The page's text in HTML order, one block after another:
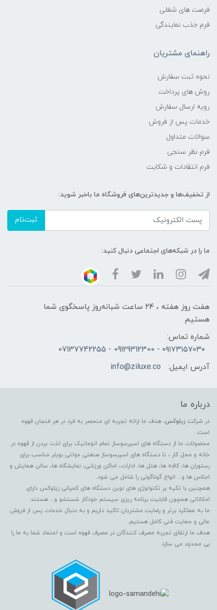
فرصت های شغلی
فرم جذب نمایندگی
راهنمای مشتریان
نحوه ثبت سفارش
روش های پرداخت
رویه ارسال سفارش
خدمات پس از فروش
سوالات متداول
فرم نظر سنجی
فرم انتقادات و شکایت
از تخفیف‌ها و جدیدترین‌های فروشگاه ما باخبر شوید:
ثبت‌نام
ما را در شبکه‌های اجتماعی دنبال کنید:
هفت روز هفته ، ۲۴ ساعت شبانه‌روز پاسخگوی شما
هستیم
شماره تماس:
۰۹۱۷۳۱۵۷۰۳۰ - 09129312300 - 07137742255
آدرس ایمیل:
info@ziluxe.co
درباره ما
در شرکت زیلوکس، هدف ما ارائه تجربه ای منحصر به فرد در هر فنجان قهوه
است.
محصولات ما از دستگاه های اسپرسوساز تمام اتوماتیک برای لذت بردن از قهوه در
خانه و محل کار ، تا دستگاه های اسپرسوساز صنعتی مولتی بویلر مناسب برای
رستوران ها، کافه ها، هتل ها، ادارات، اماکن ورزشی، نمایشگاه ها، سالن همایش و
اجلاس ها و... انواع گوناگونی را شامل می شود.
همچنین با تکیه بر تکنولوژی های نوین دستگاه های کمپانی زیلوکس دارای
امکاناتی همچون قابلیت برنامه ریزی سیستم خودکار شستشو و... هستند.
ما به عملکرد برتر و رضایت مشتریان تاکید داریم و به دنبال خدمات پس از فروش
عالی و حمایت فنی کامل هستیم.
هدف ما ارتقای تجربه مصرف کنندگان در مصرف قهوه است و اعتماد شما به ما را
بی محدود می سازد.